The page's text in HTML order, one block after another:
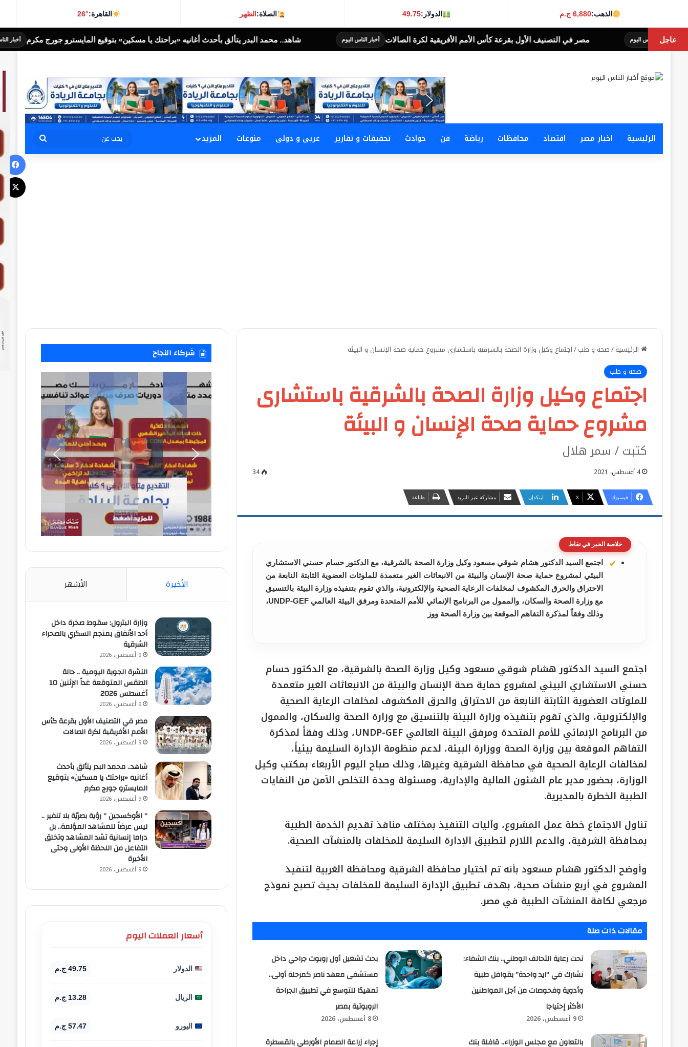
الذهب:6,880 ج.م الدولار:49.75 الصلاة:الظهر القاهرة:26°
عاجل
في التصنيف الأول بقرعة كأس الأمم الأفريقية لكرة الصالات أخبار الناس اليوم شاهد.. محمد البدر يتألق بأحدث أغانيه «براحتك يا مسكين» بتوقيع المايسترو جورج مكرم أخبار الناس اليوم ” الأوكسجين
الرئيسية اخبار مصر اقتصاد محافظات رياضة فن حوادث تحقيقات و تقارير عربى و دولى منوعات المزيد
بحث
عن
الرئيسية/صحة و طب/اجتماع وكيل وزارة الصحة بالشرقية باستشارى مشروع حماية صحة الإنسان و البيئة
صحة و طب
اجتماع وكيل وزارة الصحة بالشرقية باستشارى
مشروع حماية صحة الإنسان و البيئة
كتبت / سمر هلال
4 أغسطس، 2021 34
فيسبوك ‫X لينكدإن مشاركة عبر البريد طباعة
خلاصة الخبر في نقاط
اجتمع السيد الدكتور هشام شوقي مسعود وكيل وزارة الصحة بالشرقية، مع الدكتور حسام حسني الاستشاري
البيئي لمشروع حماية صحة الإنسان والبيئة من الانبعاثات الغير متعمدة للملوثات العضوية الثابتة النابعة من
الاحتراق والحرق المكشوف لمخلفات الرعاية الصحية والإلكترونية، والذي تقوم بتنفيذه وزارة البيئة بالتنسيق
مع وزارة الصحة والسكان، والممول من البرنامج الإنمائي للأمم المتحدة ومرفق البيئة العالمي UNDP-GEF،
وذلك وفقاً لمذكرة التفاهم الموقعة بين وزارة الصحة ووز
اجتمع السيد الدكتور هشام شوقي مسعود وكيل وزارة الصحة بالشرقية، مع الدكتور حسام
حسني الاستشاري البيئي لمشروع حماية صحة الإنسان والبيئة من الانبعاثات الغير متعمدة
للملوثات العضوية الثابتة النابعة من الاحتراق والحرق المكشوف لمخلفات الرعاية الصحية
والإلكترونية، والذي تقوم بتنفيذه وزارة البيئة بالتنسيق مع وزارة الصحة والسكان، والممول
من البرنامج الإنمائي للأمم المتحدة ومرفق البيئة العالمي UNDP-GEF، وذلك وفقاً لمذكرة
التفاهم الموقعة بين وزارة الصحة ووزارة البيئة، لدعم منظومة الإدارة السليمة بيئياً،
لمخالفات الرعاية الصحية في محافظة الشرقية وغيرها، وذلك صباح اليوم الأربعاء بمكتب وكيل
الوزارة، بحضور مدير عام الشئون المالية والإدارية، ومسئولة وحدة التخلص الآمن من النفايات
الطبية الخطرة بالمديرية.
تناول الاجتماع خطة عمل المشروع، وآليات التنفيذ بمختلف منافذ تقديم الخدمة الطبية
بمحافظة الشرقية، والدعم اللازم لتطبيق الإدارة السليمة للمخلفات بالمنشآت الصحية.
وأوضح الدكتور هشام مسعود بأنه تم اختيار محافظة الشرقية ومحافظة الغربية لتنفيذ
المشروع في أربع منشأت صحية، بهدف تطبيق الإدارة السليمة للمخلفات بحيث تصبح نموذج
مرجعي لكافة المنشآت الطبية في مصر.
مقالات ذات صلة
تحت رعاية التحالف الوطني.. بنك الشفاء:
نشارك في “ايد واحدة” بقوافل طبية
وأدوية وفحوصات من أجل المواطنين
الأكثر إحتياجا
9 أغسطس، 2026
بحث تشغيل أول روبوت جراحي داخل
مستشفى معهد ناصر كمرحلة أولى..
تمهيدًا للتوسع في تطبيق الجراحة
الروبوتية بمصر
8 أغسطس، 2026
بالتعاون مع مجلس الوزراء.. قافلة بنك
إجراء زراعة الصمام الأورطي بالقسطرة
شركاء النجاح
الأخيرة الأشهر
وزارة البترول: سقوط صخرة داخل
أحد الأنفاق بمنجم السكري بالصحراء
الشرقية
9 أغسطس، 2026
النشرة الجوية اليومية .. حالة
الطقس المتوقعة غداً الإثنين 10
أغسطس 2026
9 أغسطس، 2026
مصر في التصنيف الأول بقرعة كأس
الأمم الأفريقية لكرة الصالات
9 أغسطس، 2026
شاهد.. محمد البدر يتألق بأحدث
أغانيه «براحتك يا مسكين» بتوقيع
المايسترو جورج مكرم
9 أغسطس، 2026
” الأوكسجين ” رؤية بصريّة بلا تنفير ..
ليس عرضاً للمشاهد المؤلمة.. بل
دراما إنسانية تشد المشاهد وتخلق
التفاعل من اللحظة الأولى وحتى
الأخيرة
9 أغسطس، 2026
أسعار العملات اليوم
الدولار 49.75 ج.م
الريال 13.28 ج.م
اليورو 57.47 ج.م
‫X